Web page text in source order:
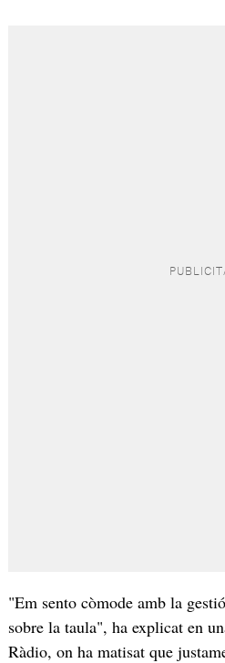
"Em sento còmode amb la
sobre la taula", ha explicat en
Ràdio, on ha matisat que